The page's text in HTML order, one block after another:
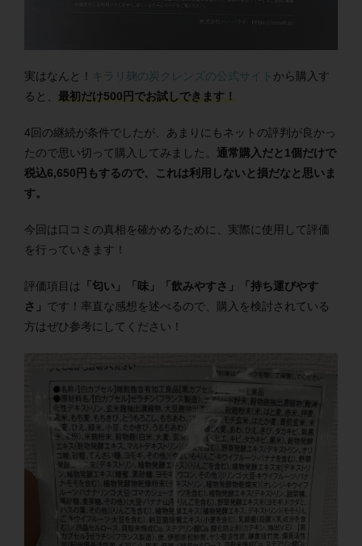
実はなんと！ キラリ麹の炭クレンズの公式サイト から購入す
ると、 最初だけ500円でお試しできます！
4回の継続が条件でしたが、あまりにもネットの評判が良かっ
たので思い切って購入してみました。 通常購入だと1個だけで
税込6,650円もするので、これは利用しないと損だなと思いま
す。
今回は口コミの真相を確かめるために、実際に使用して評価
を行っていきます！
評価項目は
「匂い」「味」「飲みやすさ」「持ち運びやす
さ」 です！率直な感想を述べるので、購入を検討されている
方はぜひ参考にしてください！